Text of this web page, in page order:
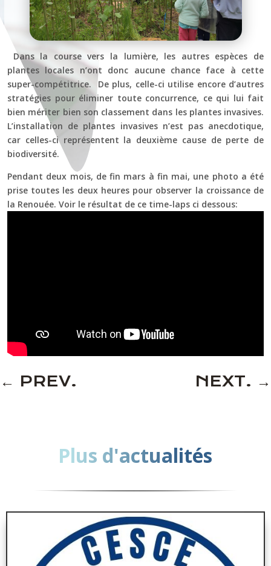
Dans la course vers la lumière, les autres espèces de
plantes locales n’ont donc aucune chance face à cette
super-compétitrice. De plus, celle-ci utilise encore d’autres
stratégies pour éliminer toute concurrence, ce qui lui fait
bien mériter bien son classement dans les plantes invasives.
L’installation de plantes invasives n’est pas anecdotique,
car celles-ci représentent la deuxième cause de perte de
biodiversité.
Pendant deux mois, de fin mars à fin mai, une photo a été
prise toutes les deux heures pour observer la croissance de
la Renouée. Voir le résultat de ce time-laps ci dessous:
← PREV. NEXT. →
Plus d'actualités